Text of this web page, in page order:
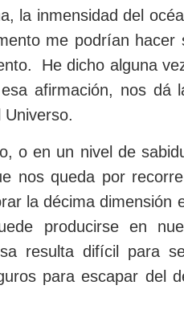
la inmensidad del
me podrían
He dicho alguna
afirmación, nos
o en un nivel de
nos queda por
la décima dimensión
producirse en
resulta difícil para
para escapar del